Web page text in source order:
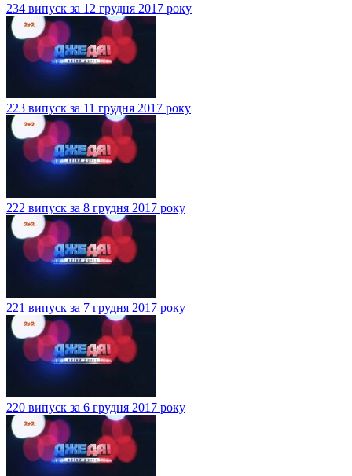
234 випуск за 12 грудня 2017 року
223 випуск за 11 грудня 2017 року
222 випуск за 8 грудня 2017 року
221 випуск за 7 грудня 2017 року
220 випуск за 6 грудня 2017 року